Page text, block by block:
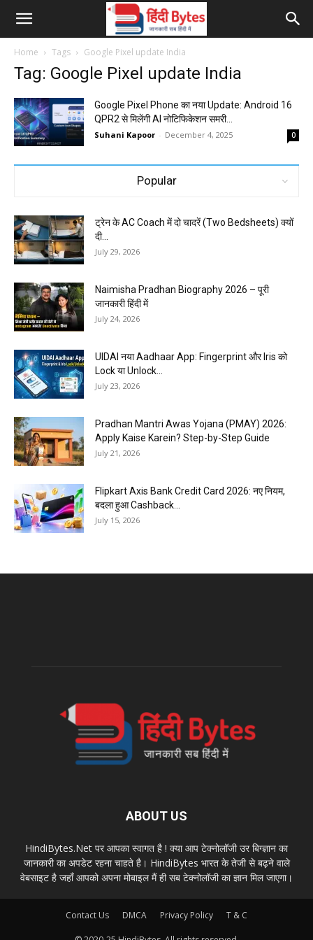
Home Tags Google Pixel update India
Tag: Google Pixel update India
Google Pixel Phone का नया Update: Android 16
QPR2 से मिलेंगी AI नोटिफिकेशन समरी...
Suhani Kapoor - December 4, 2025 0
Popular
ट्रेन के AC Coach में दो चादरें (Two Bedsheets) क्यों
दी...
July 29, 2026
Naimisha Pradhan Biography 2026 – पूरी
जानकारी हिंदी में
July 24, 2026
UIDAI नया Aadhaar App: Fingerprint और Iris को
Lock या Unlock...
July 23, 2026
Pradhan Mantri Awas Yojana (PMAY) 2026:
Apply Kaise Karein? Step-by-Step Guide
July 21, 2026
Flipkart Axis Bank Credit Card 2026: नए नियम,
बदला हुआ Cashback...
July 15, 2026
ABOUT US
HindiBytes.Net पर आपका स्वागत है ! क्या आप टेक्नोलॉजी उर बिग्ज्ञान का
जानकारी का अपडेट रहना चाहते है। HindiBytes भारत के तेजी से बढ़ने वाले
वेबसाइट है जहाँ आपको अपना मोबाइल मैं ही सब टेक्नोलॉजी का ज्ञान मिल जाएगा।
Contact Us DMCA Privacy Policy T & C